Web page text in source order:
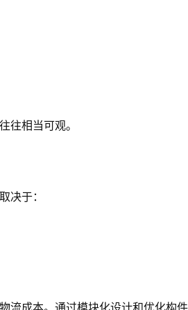
往相当可观。
决于：